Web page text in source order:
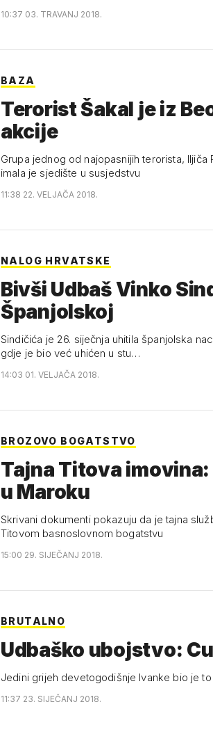
10:37 03. TRAVANJ 2018.
BAZA
Terorist Šakal je iz
akcije
Grupa jednog od najopasnijih terorista,
imala je sjedište u susjedstvu
11:38 22. VELJAČA 2018.
NALOG HRVATSKE
Bivši Udbaš Vinko
Španjolskoj
Sindičića je 26. siječnja uhitila španjolska
gdje je bio već uhićen u stu…
14:03 01. VELJAČA 2018.
BROZOVO BOGATSTVO
Tajna Titova
u Maroku
Skrivani dokumenti pokazuju da je tajna
Titovom basnoslovnom bogatstvu
15:00 29. SIJEČANJ 2018.
BRUTALNO
Udbaško ubojstvo:
Jedini grijeh devetogodišnje Ivanke bio je
11:37 23. SIJEČANJ 2018.